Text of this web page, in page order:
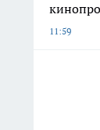
11:59